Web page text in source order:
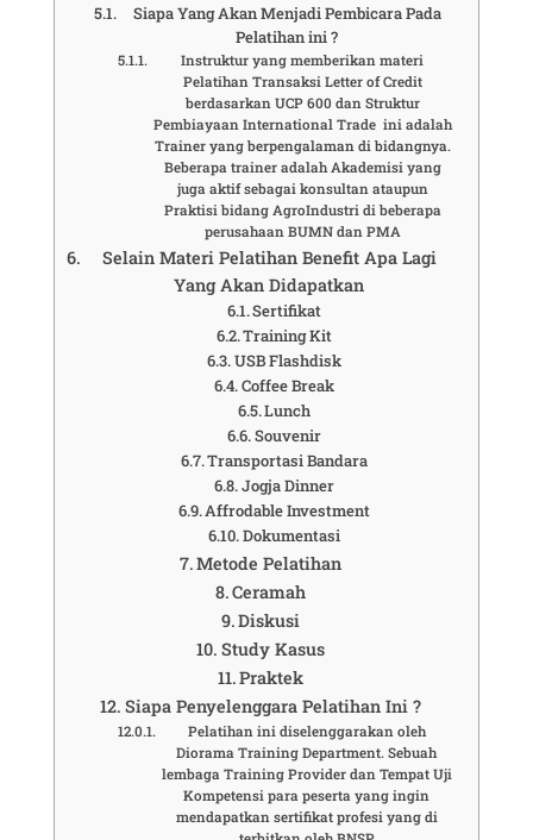
Siapa Yang Akan Menjadi Pembicara Pada
Pelatihan ini ?
Instruktur yang memberikan materi
Pelatihan Transaksi Letter of Credit
berdasarkan UCP 600 dan Struktur
Pembiayaan International Trade ini adalah
Trainer yang berpengalaman di bidangnya.
Beberapa trainer adalah Akademisi yang
juga aktif sebagai konsultan ataupun
Praktisi bidang AgroIndustri di beberapa
perusahaan BUMN dan PMA
Selain Materi Pelatihan Benefit Apa Lagi
Yang Akan Didapatkan
Sertifikat
Training Kit
USB Flashdisk
Coffee Break
Lunch
Souvenir
Transportasi Bandara
Jogja Dinner
Affrodable Investment
Dokumentasi
Metode Pelatihan
Ceramah
Diskusi
Study Kasus
Praktek
Siapa Penyelenggara Pelatihan Ini ?
Pelatihan ini diselenggarakan oleh
Diorama Training Department. Sebuah
lembaga Training Provider dan Tempat Uji
Kompetensi para peserta yang ingin
mendapatkan sertifikat profesi yang di